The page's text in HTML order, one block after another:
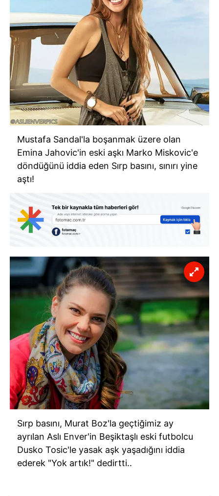
Mustafa Sandal'la boşanmak üzere olan
Emina Jahovic'in eski aşkı Marko Miskovic'e
döndüğünü iddia eden Sırp basını, sınırı yine
aştı!
Sırp basını, Murat Boz'la geçtiğimiz ay
ayrılan Aslı Enver'in Beşiktaşlı eski futbolcu
Dusko Tosic'le yasak aşk yaşadığını iddia
ederek "Yok artık!" dedirtti..